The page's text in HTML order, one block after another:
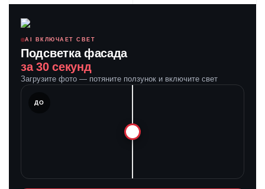
AI ВКЛЮЧАЕТ СВЕТ
Подсветка фасада
за 30 секунд
Загрузите фото — потяните ползунок и включите свет
ДО